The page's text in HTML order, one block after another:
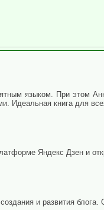
языком. При этом
Идеальная книга для
Яндекс Дзен и
и развития